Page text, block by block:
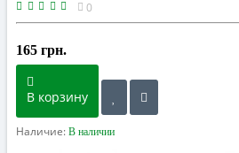
0
165 грн.
В корзину
Наличие: В наличии